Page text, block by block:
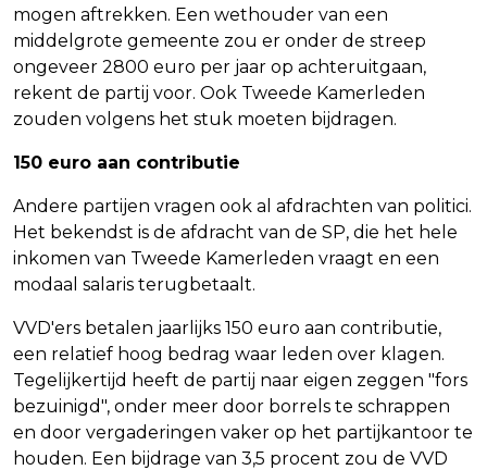
mogen aftrekken. Een wethouder van een
middelgrote gemeente zou er onder de streep
ongeveer 2800 euro per jaar op achteruitgaan,
rekent de partij voor. Ook Tweede Kamerleden
zouden volgens het stuk moeten bijdragen.
150 euro aan contributie
Andere partijen vragen ook al afdrachten van politici.
Het bekendst is de afdracht van de SP, die het hele
inkomen van Tweede Kamerleden vraagt en een
modaal salaris terugbetaalt.
VVD'ers betalen jaarlijks 150 euro aan contributie,
een relatief hoog bedrag waar leden over klagen.
Tegelijkertijd heeft de partij naar eigen zeggen "fors
bezuinigd", onder meer door borrels te schrappen
en door vergaderingen vaker op het partijkantoor te
houden. Een bijdrage van 3,5 procent zou de VVD